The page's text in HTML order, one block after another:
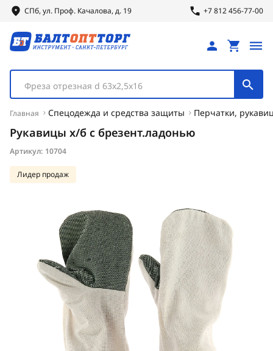
СПб, ул. Проф. Качалова, д. 19 +7 812 456-77-00
Фреза отрезная d 63х2,5х16
Главная Спецодежда и средства защиты Перчатки,
Рукавицы х/б с брезент.ладонью
Артикул: 10704
Лидер продаж